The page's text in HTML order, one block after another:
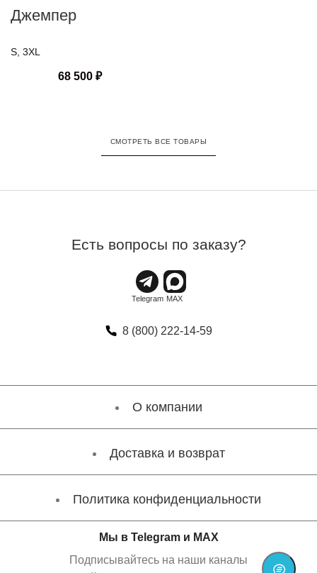
Джемпер
S, 3XL
68 500 ₽
СМОТРЕТЬ ВСЕ ТОВАРЫ
Есть вопросы по заказу?
8 (800) 222-14-59
О компании
Доставка и возврат
Политика конфиденциальности
Мы в Telegram и MAX
Подписывайтесь на наши каналы